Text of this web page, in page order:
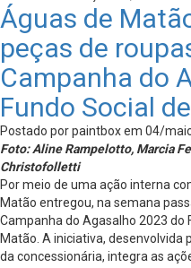
Águas de
peças de
Campanha do
Fundo Social
Postado por paintbox em 04/
Foto: Aline Rampelotto, Marcia
Christofolletti
Por meio de uma ação interna
Matão entregou, na semana
Campanha do Agasalho 2023 do
Matão. A iniciativa, desenvolvida
da concessionária, integra as